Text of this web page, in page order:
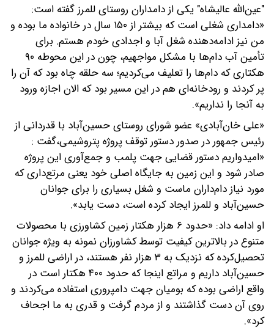
"عین‌الله عالیشاه" یکی از دامداران روستای للمرز گفته است:
«دامداری شغلی است که بیشتر از ۱۵۰ سال در خانواده ما بوده و
من نیز ادامه‌دهنده شغل آبا و اجدادی خودم هستم. برای
تأمین آب دام‌ها با مشکل مواجهیم، چون در این محوطه ۹۰
هکتاری که دام‌ها را تعلیف می‌کردیم؛ سه حلقه چاه بود که آن را
پر کردند و رودخانه‌ای هم در این مسیر بود که الان اجازه ورود
به آنجا را نداریم».
«علی خان‌آبادی» عضو شورای روستای حسین‌آباد با قدردانی از
رئیس جمهور در صدور دستور توقف پروژه پتروشیمی،گفت :
«امیدواریم دستور قضایی جهت پلمب و جمع‌آوری این پروژه
صادر شود و این زمین به جایگاه اصلی خود یعنی مرتع‌داری که
مورد نیاز دام‌داران ماست و شغل بسیاری را برای جوانان
حسین‌آباد و للمرز ایجاد کرده است، دست یابد».
او ادامه داد: «حدود ۶ هزار هکتار زمین کشاورزی با محصولات
متنوع در بالاترین کیفیت توسط کشاورزان نمونه به ویژه جوانان
تحصیل‌کرده که نزدیک به ۳ هزار نفر هستند، در اراضی للمرز و
حسین‌آباد داریم و مراتع اینجا که حدود ۴۰۰ هکتار است در
واقع اراضی بوده که بومیان جهت دامپروری استفاده می‌کردند و
روی آن دست گذاشتند و از مردم گرفت و قدری به ما اجحاف
کرد».